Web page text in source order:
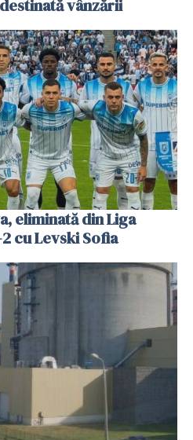
vânzării
eliminată din Liga
cu Levski Sofia